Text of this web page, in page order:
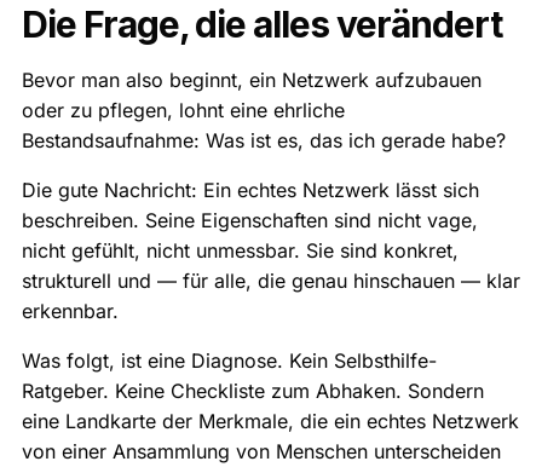
Die Frage, die alles verändert
Bevor man also beginnt, ein Netzwerk aufzubauen
oder zu pflegen, lohnt eine ehrliche
Bestandsaufnahme: Was ist es, das ich gerade habe?
Die gute Nachricht: Ein echtes Netzwerk lässt sich
beschreiben. Seine Eigenschaften sind nicht vage,
nicht gefühlt, nicht unmessbar. Sie sind konkret,
strukturell und — für alle, die genau hinschauen — klar
erkennbar.
Was folgt, ist eine Diagnose. Kein Selbsthilfe-
Ratgeber. Keine Checkliste zum Abhaken. Sondern
eine Landkarte der Merkmale, die ein echtes Netzwerk
von einer Ansammlung von Menschen unterscheiden